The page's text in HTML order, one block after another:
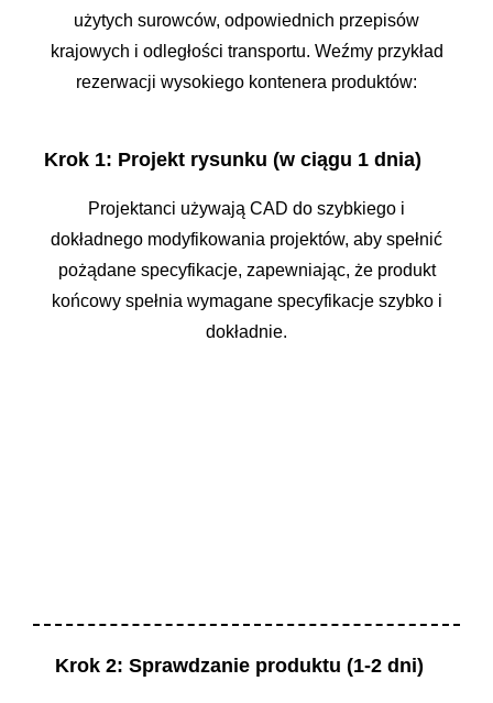
użytych surowców, odpowiednich przepisów
krajowych i odległości transportu. Weźmy przykład
rezerwacji wysokiego kontenera produktów:
Krok 1: Projekt rysunku (w ciągu 1 dnia)
Projektanci używają CAD do szybkiego i
dokładnego modyfikowania projektów, aby spełnić
pożądane specyfikacje, zapewniając, że produkt
końcowy spełnia wymagane specyfikacje szybko i
dokładnie.
Krok 2: Sprawdzanie produktu (1-2 dni)